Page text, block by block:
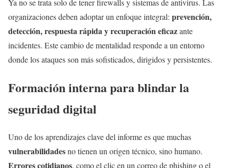
Ya no se trata solo de tener firewalls y sistemas de antivirus. Las
organizaciones deben adoptar un enfoque integral: prevención,
detección, respuesta rápida y recuperación eficazante
incidentes. Este cambio de mentalidad responde a un entorno
donde los ataques son más sofisticados, dirigidos y persistentes.
Formación interna para blindar la
seguridad digital
Uno de los aprendizajes clave del informe es que muchas
vulnerabilidadesno tienen un origen técnico, sino humano.
Errores cotidianos, como el clic en un correo de phishing o el